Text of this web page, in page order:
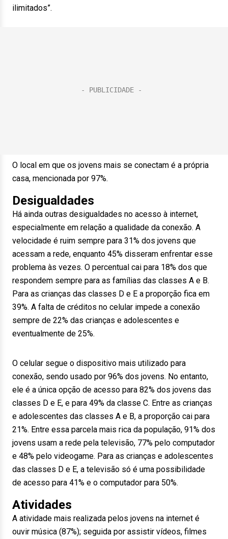
ilimitados”.
O local em que os jovens mais se conectam é a própria
casa, mencionada por 97%.
Desigualdades
Há ainda outras desigualdades no acesso à internet,
especialmente em relação a qualidade da conexão. A
velocidade é ruim sempre para 31% dos jovens que
acessam a rede, enquanto 45% disseram enfrentar esse
problema às vezes. O percentual cai para 18% dos que
respondem sempre para as famílias das classes A e B.
Para as crianças das classes D e E a proporção fica em
39%. A falta de créditos no celular impede a conexão
sempre de 22% das crianças e adolescentes e
eventualmente de 25%.
O celular segue o dispositivo mais utilizado para
conexão, sendo usado por 96% dos jovens. No entanto,
ele é a única opção de acesso para 82% dos jovens das
classes D e E, e para 49% da classe C. Entre as crianças
e adolescentes das classes A e B, a proporção cai para
21%. Entre essa parcela mais rica da população, 91% dos
jovens usam a rede pela televisão, 77% pelo computador
e 48% pelo videogame. Para as crianças e adolescentes
das classes D e E, a televisão só é uma possibilidade
de acesso para 41% e o computador para 50%.
Atividades
A atividade mais realizada pelos jovens na internet é
ouvir música (87%); seguida por assistir vídeos, filmes